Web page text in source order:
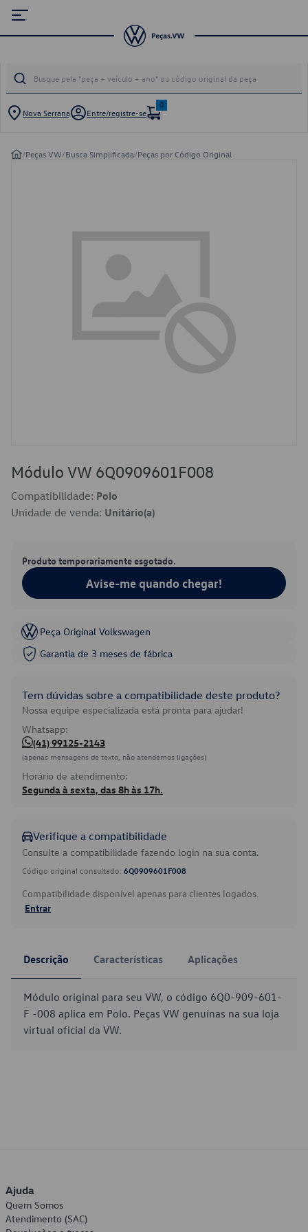
Nova Serrana Entre/registre-se
0
/Peças VW/Busca Simplificada/Peças por Código Original
Módulo VW 6Q0909601F008
Compatibilidade: Polo
Unidade de venda: Unitário(a)
Produto temporariamente esgotado.
Avise-me quando chegar!
Peça Original Volkswagen
Garantia de 3 meses de fábrica
Tem dúvidas sobre a compatibilidade deste produto?
Nossa equipe especializada está pronta para ajudar!
Whatsapp:
(41) 99125-2143
(apenas mensagens de texto, não atendemos ligações)
Horário de atendimento:
Segunda à sexta, das 8h às 17h.
Verifique a compatibilidade
Consulte a compatibilidade fazendo login na sua conta.
Código original consultado: 6Q0909601F008
Compatibilidade disponível apenas para clientes logados.
Entrar
Descrição Características Aplicações
Módulo original para seu VW, o código 6Q0-909-601-
F -008 aplica em Polo. Peças VW genuínas na sua loja
virtual oficial da VW.
Ajuda
Quem Somos
Atendimento (SAC)